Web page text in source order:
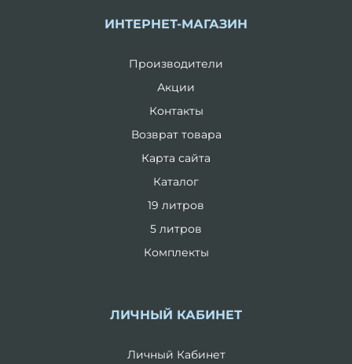
ИНТЕРНЕТ-МАГАЗИН
Производители
Акции
Контакты
Возврат товара
Карта сайта
Каталог
19 литров
5 литров
Комплекты
ЛИЧНЫЙ КАБИНЕТ
Личный Кабинет